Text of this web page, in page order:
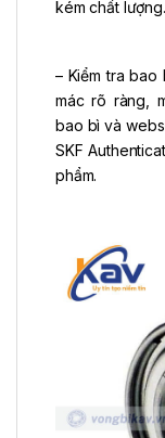
kém chất lượng.
– Kiểm tra
mác rõ ràng,
bao bì và
SKF
phẩm.